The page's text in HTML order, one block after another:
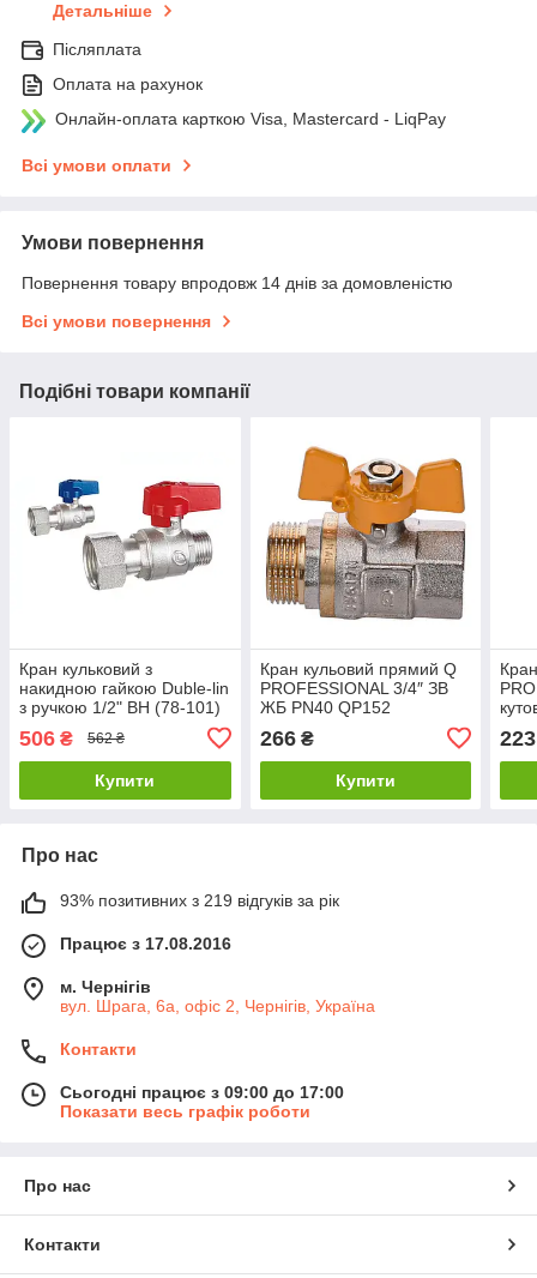
Детальніше
Післяплата
Оплата на рахунок
Онлайн-оплата карткою Visa, Mastercard - LiqPay
Всі умови оплати
Умови повернення
Повернення товару впродовж 14 днів за домовленістю
Всі умови повернення
Подібні товари компанії
Кран кульковий з
накидною гайкою Duble-lin
з ручкою 1/2" ВН (78-101)
506 ₴ 562 ₴
Купити
Кран кульовий прямий Q
PROFESSIONAL 3/4″ ЗВ
ЖБ PN40 QP152
266₴
Купити
223
Про нас
93% позитивних з 219 відгуків за рік
Працює з 17.08.2016
м. Чернігів
вул. Шрага, 6а, офіс 2, Чернігів, Україна
Контакти
Сьогодні працює з 09:00 до 17:00
Показати весь графік роботи
Про нас
Контакти